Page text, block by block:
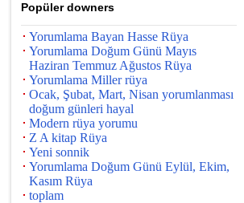
Popüler downers
Yorumlama Bayan Hasse Rüya
Yorumlama Doğum Günü Mayıs
Haziran Temmuz Ağustos Rüya
Yorumlama Miller rüya
Ocak, Şubat, Mart, Nisan yorumlanması
doğum günleri hayal
Modern rüya yorumu
Z A kitap Rüya
Yeni sonnik
Yorumlama Doğum Günü Eylül, Ekim,
Kasım Rüya
toplam